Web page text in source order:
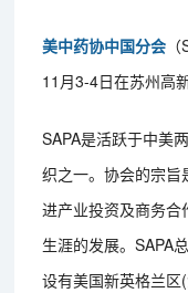
美中药协中国分会
11月3-4日在苏州高
SAPA是活跃于中美
织之一。协会的宗
进产业投资及商务
生涯的发展。SAPA
设有美国新英格兰